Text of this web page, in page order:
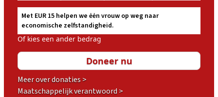
Met EUR 15 helpen we ėėn vrouw op weg naar
economische zelfstandigheid.
Of kies een ander bedrag
Meer over donaties >
Maatschappelijk verantwoord >